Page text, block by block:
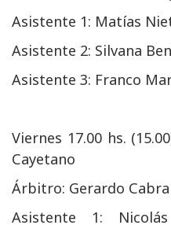
Asistente 1: Matías
Asistente 2: Silvana
Asistente 3: Franco
Viernes 17.00 hs.
Cayetano
Árbitro: Gerardo
Asistente 1: